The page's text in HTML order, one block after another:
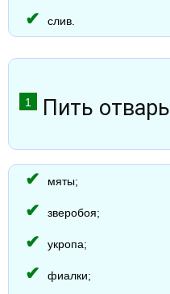
слив.
Пить
мяты;
зверобоя;
укропа;
фиалки;